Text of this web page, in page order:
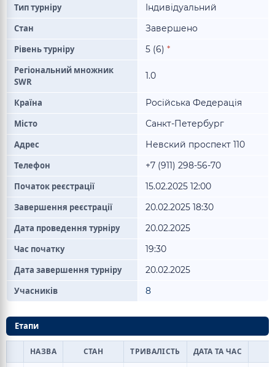
Тип турніру
Індивідуальний
Стан
Завершено
Рівень турніру
5 (6) *
Регіональний множник
SWR
1.0
Країна
Російська Федерація
Місто
Санкт-Петербург
Адрес
Невский проспект 110
Телефон
+7 (911) 298-56-70
Початок реєстрації
15.02.2025 12:00
Завершення реєстрації
20.02.2025 18:30
Дата проведення турніру
20.02.2025
Час початку
19:30
Дата завершення турніру
20.02.2025
Учасників
8
Етапи
НАЗВА СТАН ТРИВАЛІСТЬ ДАТА ТА ЧАС